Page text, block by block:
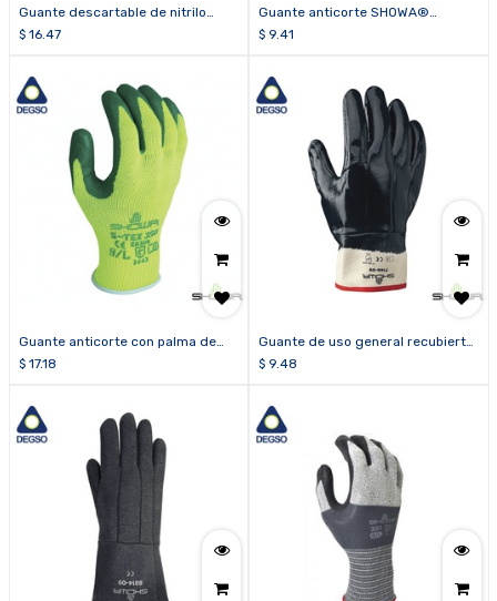
Guante descartable de nitrilo
biodegradable SHOWA® 6110PF
$ 16.47
Guante anticorte SHOWA®
DURACoil™ 546X
$ 9.41
Guante anticorte con palma de
nitrilo SHOWA® S-TEX 350
$ 17.18
Guante de uso general recubierto
de nitrilo con puño de seguridad
$ 9.48